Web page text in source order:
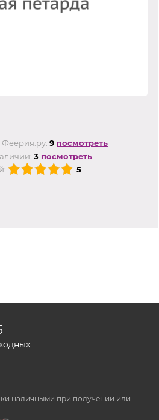
Феерия.ру: 9 посмотреть
3 посмотреть
5
наличными при получении или